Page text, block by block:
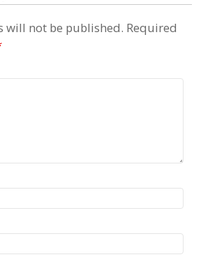
will not be published. Required